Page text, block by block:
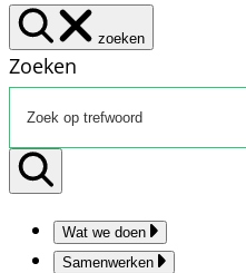
zoeken
Zoeken
Wat we doen
Samenwerken